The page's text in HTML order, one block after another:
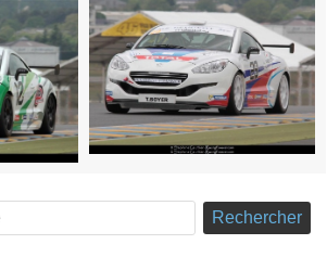
Rechercher